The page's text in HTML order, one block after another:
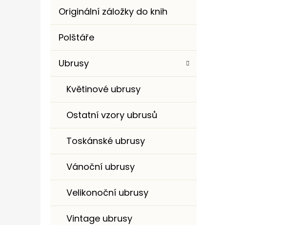
Originální záložky do knih
Polštáře
Ubrusy
Květinové ubrusy
Ostatní vzory ubrusů
Toskánské ubrusy
Vánoční ubrusy
Velikonoční ubrusy
Vintage ubrusy